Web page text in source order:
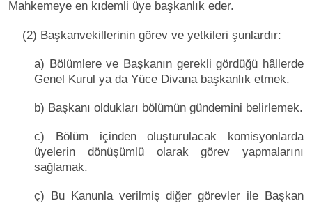
Mahkemeye en kıdemli üye başkanlık eder.
(2) Başkanvekillerinin görev ve yetkileri şunlardır:
a) Bölümlere ve Başkanın gerekli gördüğü hâllerde
Genel Kurul ya da Yüce Divana başkanlık etmek.
b) Başkanı oldukları bölümün gündemini belirlemek.
c) Bölüm içinden oluşturulacak komisyonlarda
üyelerin dönüşümlü olarak görev yapmalarını
sağlamak.
ç) Bu Kanunla verilmiş diğer görevler ile Başkan